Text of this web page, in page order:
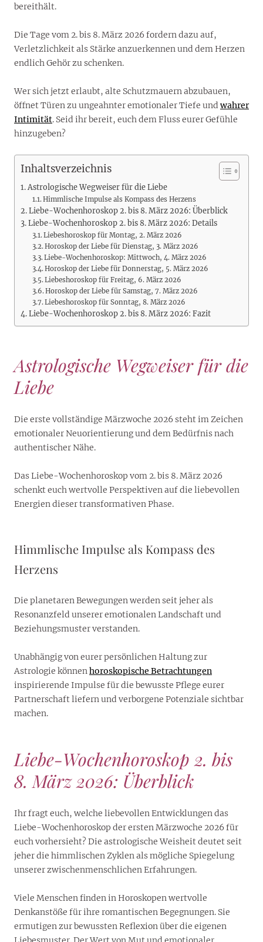
bereithält.
Die Tage vom 2. bis 8. März 2026 fordern dazu auf,
Verletzlichkeit als Stärke anzuerkennen und dem Herzen
endlich Gehör zu schenken.
Wer sich jetzt erlaubt, alte Schutzmauern abzubauen,
öffnet Türen zu ungeahnter emotionaler Tiefe und wahrer
Intimität. Seid ihr bereit, euch dem Fluss eurer Gefühle
hinzugeben?
Inhaltsverzeichnis
Astrologische Wegweiser für die Liebe
Himmlische Impulse als Kompass des Herzens
Liebe-Wochenhoroskop 2. bis 8. März 2026: Überblick
Liebe-Wochenhoroskop 2. bis 8. März 2026: Details
Liebeshoroskop für Montag, 2. März 2026
Horoskop der Liebe für Dienstag, 3. März 2026
Liebe-Wochenhoroskop: Mittwoch, 4. März 2026
Horoskop der Liebe für Donnerstag, 5. März 2026
Liebeshoroskop für Freitag, 6. März 2026
Horoskop der Liebe für Samstag, 7. März 2026
Liebeshoroskop für Sonntag, 8. März 2026
Liebe-Wochenhoroskop 2. bis 8. März 2026: Fazit
Astrologische Wegweiser für die
Liebe
Die erste vollständige Märzwoche 2026 steht im Zeichen
emotionaler Neuorientierung und dem Bedürfnis nach
authentischer Nähe.
Das Liebe-Wochenhoroskop vom 2. bis 8. März 2026
schenkt euch wertvolle Perspektiven auf die liebevollen
Energien dieser transformativen Phase.
Himmlische Impulse als Kompass des
Herzens
Die planetaren Bewegungen werden seit jeher als
Resonanzfeld unserer emotionalen Landschaft und
Beziehungsmuster verstanden.
Unabhängig von eurer persönlichen Haltung zur
Astrologie könnenhoroskopische Betrachtungen
inspirierende Impulse für die bewusste Pflege eurer
Partnerschaft liefern und verborgene Potenziale sichtbar
machen.
Liebe-Wochenhoroskop 2. bis
8. März 2026: Überblick
Ihr fragt euch, welche liebevollen Entwicklungen das
Liebe-Wochenhoroskop der ersten Märzwoche 2026 für
euch vorhersieht? Die astrologische Weisheit deutet seit
jeher die himmlischen Zyklen als mögliche Spiegelung
unserer zwischenmenschlichen Erfahrungen.
Viele Menschen finden in Horoskopen wertvolle
Denkanstöße für ihre romantischen Begegnungen. Sie
ermutigen zur bewussten Reflexion über die eigenen